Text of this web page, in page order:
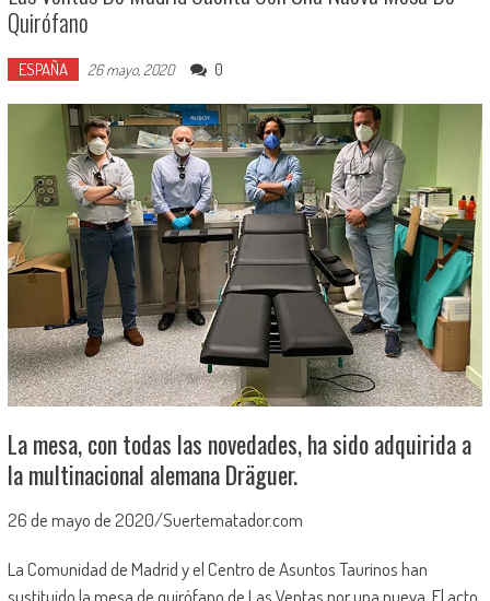
Quirófano
ESPAÑA 26 mayo, 2020 0
La mesa, con todas las novedades, ha sido adquirida a
la multinacional alemana Dräguer.
26 de mayo de 2020/Suertematador.com
La Comunidad de Madrid y el Centro de Asuntos Taurinos han
sustituido la mesa de quirófano de Las Ventas por una nueva. El acto